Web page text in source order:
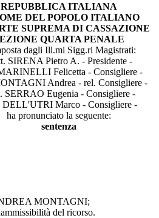
REPUBBLICA ITALIANA
DEL POPOLO ITALIANO
SUPREMA DI CASSAZIONE
QUARTA PENALE
dagli Ill.mi Sigg.ri Magistrati:
SIRENA Pietro A. - Presidente -
Felicetta - Consigliere -
Andrea - rel. Consigliere -
SERRAO Eugenia - Consigliere -
DELL'UTRI Marco - Consigliere -
ha pronunciato la seguente:
sentenza
MONTAGNI;
del ricorso.